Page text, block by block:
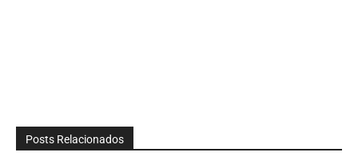
Posts Relacionados